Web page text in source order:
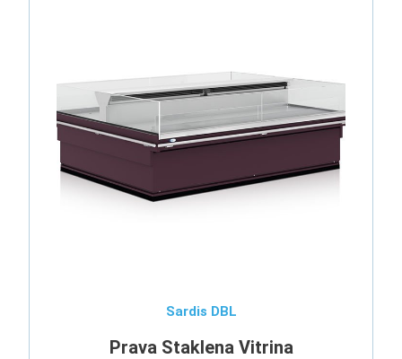
Sardis DBL
Prava Staklena Vitrina